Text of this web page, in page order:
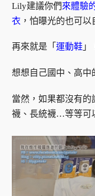
Lily建議你們來體驗
衣 ，怕曝光的也可以
再來就是「 運動鞋 」
想想自己國中、高
當然，如果都沒有的
襪、長統襪…等等可